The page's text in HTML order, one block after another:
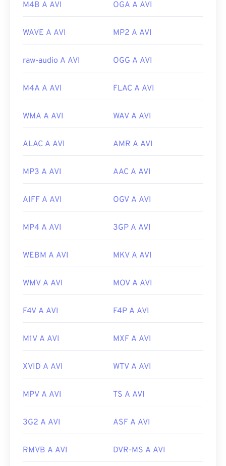
https://www.lifewire.com/flv-file
M4B A AVI OGA A AVI
WAVE A AVI MP2 A AVI
raw-audio A AVI OGG A AVI
M4A A AVI FLAC A AVI
WMA A AVI WAV A AVI
ALAC A AVI AMR A AVI
MP3 A AVI AAC A AVI
AIFF A AVI OGV A AVI
MP4 A AVI 3GP A AVI
WEBM A AVI MKV A AVI
WMV A AVI MOV A AVI
F4V A AVI F4P A AVI
M1V A AVI MXF A AVI
XVID A AVI WTV A AVI
MPV A AVI TS A AVI
3G2 A AVI ASF A AVI
RMVB A AVI DVR-MS A AVI